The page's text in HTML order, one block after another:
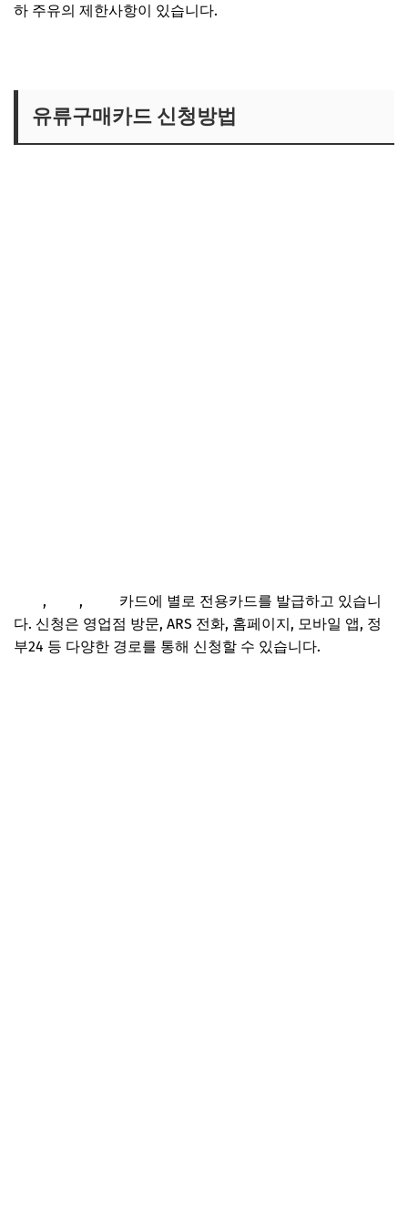
하 주유의 제한사항이 있습니다.
유류구매카드 신청방법
, ,
카드에 별로 전용카드를 발급하고 있습니
다. 신청은 영업점 방문, ARS 전화, 홈페이지, 모바일 앱, 정
부24 등 다양한 경로를 통해 신청할 수 있습니다.